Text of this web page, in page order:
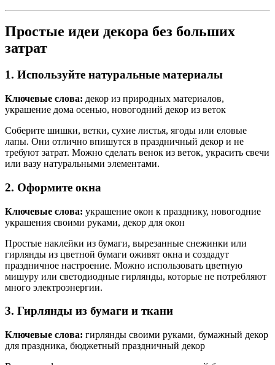
Простые идеи декора без больших
затрат
1. Используйте натуральные материалы
Ключевые слова: декор из природных материалов,
украшение дома осенью, новогодний декор из веток
Соберите шишки, ветки, сухие листья, ягоды или еловые
лапы. Они отлично впишутся в праздничный декор и не
требуют затрат. Можно сделать венок из веток, украсить свечи
или вазу натуральными элементами.
2. Оформите окна
Ключевые слова: украшение окон к празднику, новогодние
украшения своими руками, декор для окон
Простые наклейки из бумаги, вырезанные снежинки или
гирлянды из цветной бумаги оживят окна и создадут
праздничное настроение. Можно использовать цветную
мишуру или светодиодные гирлянды, которые не потребляют
много электроэнергии.
3. Гирлянды из бумаги и ткани
Ключевые слова: гирлянды своими руками, бумажный декор
для праздника, бюджетный праздничный декор